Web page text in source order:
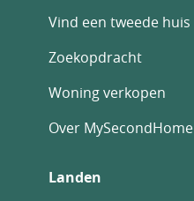
Vind een tweede huis
Zoekopdracht
Woning verkopen
Over MySecondHome
Landen